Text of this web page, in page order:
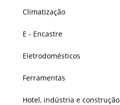
Climatização
E - Encastre
Eletrodomésticos
Ferramentas
Hotel, indústria e construção